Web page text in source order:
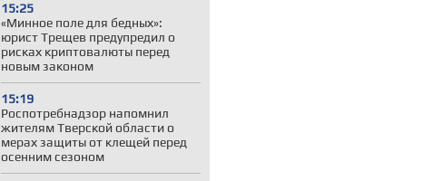
15:25
«Минное поле для бедных»:
юрист Трещев предупредил о
рисках криптовалюты перед
новым законом
15:19
Роспотребнадзор напомнил
жителям Тверской области о
мерах защиты от клещей перед
осенним сезоном